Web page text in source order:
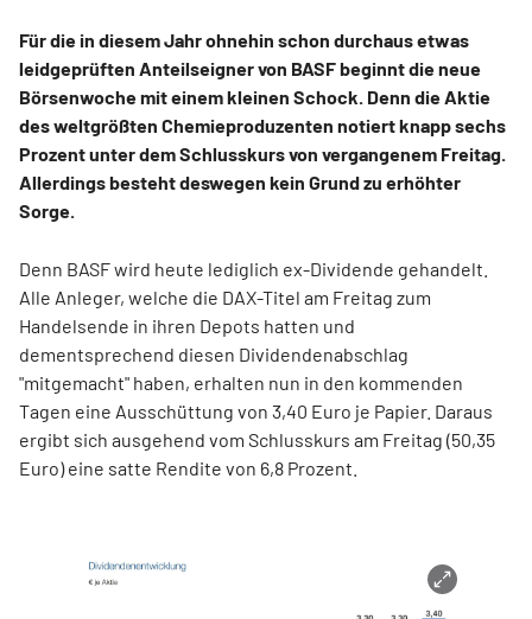
Für die in diesem Jahr ohnehin schon durchaus etwas
leidgeprüften Anteilseigner von BASF beginnt die neue
Börsenwoche mit einem kleinen Schock. Denn die Aktie
des weltgrößten Chemieproduzenten notiert knapp sechs
Prozent unter dem Schlusskurs von vergangenem Freitag.
Allerdings besteht deswegen kein Grund zu erhöhter
Sorge.
Denn BASF wird heute lediglich ex-Dividende gehandelt.
Alle Anleger, welche die DAX-Titel am Freitag zum
Handelsende in ihren Depots hatten und
dementsprechend diesen Dividendenabschlag
"mitgemacht" haben, erhalten nun in den kommenden
Tagen eine Ausschüttung von 3,40 Euro je Papier. Daraus
ergibt sich ausgehend vom Schlusskurs am Freitag (50,35
Euro) eine satte Rendite von 6,8 Prozent.